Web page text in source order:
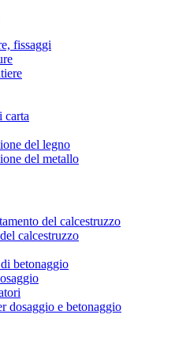
fissaggi
carta
del legno
del metallo
del calcestruzzo
calcestruzzo
betonaggio
dosaggio e betonaggio